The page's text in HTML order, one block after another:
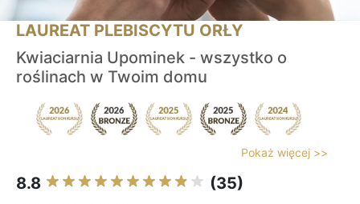
LAUREAT PLEBISCYTU ORŁY
Kwiaciarnia Upominek - wszystko o
roślinach w Twoim domu
Pokaż więcej >>
8.8 (35)